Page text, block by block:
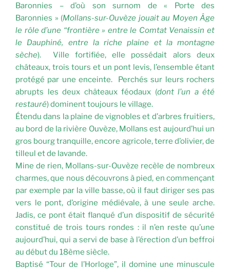
Baronnies – d’où son surnom de « Porte des
Baronnies » (Mollans-sur-Ouvèze jouait au Moyen Âge
le rôle d’une “frontière » entre le Comtat Venaissin et
le Dauphiné, entre la riche plaine et la montagne
sèche). Ville fortifiée, elle possédait alors deux
châteaux, trois tours et un pont levis, l’ensemble étant
protégé par une enceinte. Perchés sur leurs rochers
abrupts les deux châteaux féodaux (dont l’un a été
restauré) dominent toujours le village.
Étendu dans la plaine de vignobles et d’arbres fruitiers,
au bord de la rivière Ouvèze, Mollans est aujourd’hui un
gros bourg tranquille, encore agricole, terre d’olivier, de
tilleul et de lavande.
Mine de rien, Mollans-sur-Ouvèze recèle de nombreux
charmes, que nous découvrons à pied, en commençant
par exemple par la ville basse, où il faut diriger ses pas
vers le pont, d’origine médiévale, à une seule arche.
Jadis, ce pont était flanqué d’un dispositif de sécurité
constitué de trois tours rondes : il n’en reste qu’une
aujourd’hui, qui a servi de base à l’érection d’un beffroi
au début du 18ème siècle.
Baptisé “Tour de l’Horloge”, il domine une minuscule